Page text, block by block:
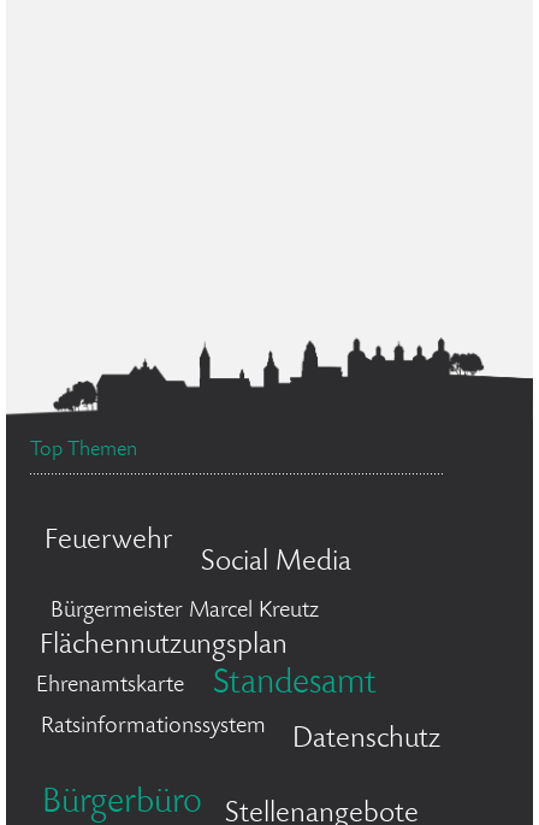
Top Themen
Feuerwehr
Social Media
Bürgermeister Marcel Kreutz
Flächennutzungsplan
Ehrenamtskarte Standesamt
Ratsinformationssystem Datenschutz
Bürgerbüro Stellenangebote